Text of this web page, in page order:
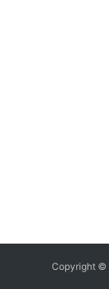
Copyright ©